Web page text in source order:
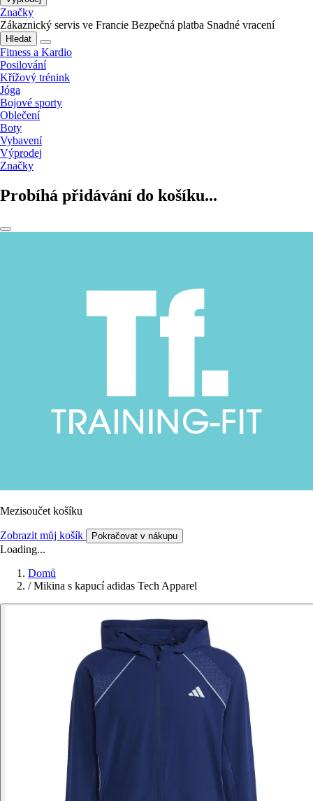
Značky
Zákaznický servis ve Francie Bezpečná platba Snadné vracení
Hledat
Fitness a Kardio
Posilování
Křížový trénink
Jóga
Bojové sporty
Oblečení
Boty
Vybavení
Výprodej
Značky
Probíhá přidávání do košíku...
Mezisoučet košíku
Zobrazit můj košík Pokračovat v nákupu
Loading...
Domů
/ Mikina s kapucí adidas Tech Apparel